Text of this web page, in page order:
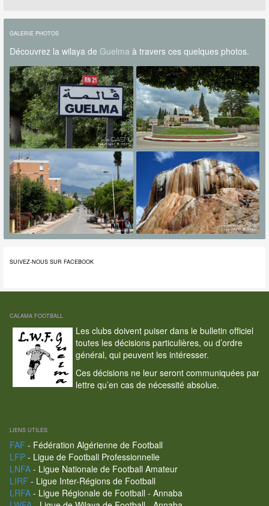
GALERIE PHOTOS
Découvrez la wilaya de Guelma à travers ces quelques photos.
SUIVEZ-NOUS SUR FACEBOOK
CALAMA FOOTBALL
Les clubs doivent puiser dans le bulletin officiel
toutes les décisions particulières, ou d’ordre
général, qui peuvent les intéresser.
Ces décisions ne leur seront communiquées par
lettre qu’en cas de nécessité absolue.
LIENS UTILES
FAF - Fédération Algérienne de Football
LFP- Ligue de Football Professionnelle
LNFA- Ligue Nationale de Football Amateur
LIRF - Ligue Inter-Régions de Football
LRFA- Ligue Régionale de Football - Annaba